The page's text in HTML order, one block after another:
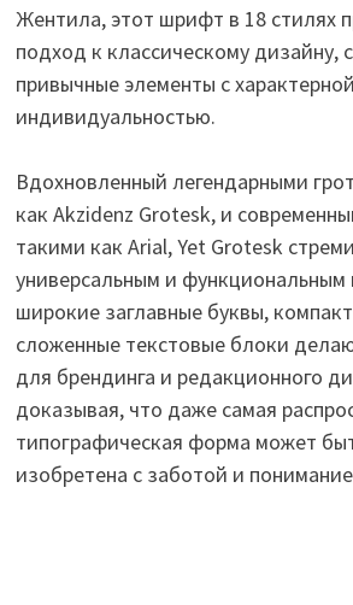
Жентила, этот шрифт в 18 стилях
подход к классическому дизайну,
привычные элементы с характерной
индивидуальностью.
Вдохновленный легендарными
как Akzidenz Grotesk, и
такими как Arial, Yet Grotesk
универсальным и
широкие заглавные буквы,
сложенные текстовые блоки
для брендинга и редакционного
доказывая, что даже самая
типографическая форма может
изобретена с заботой и